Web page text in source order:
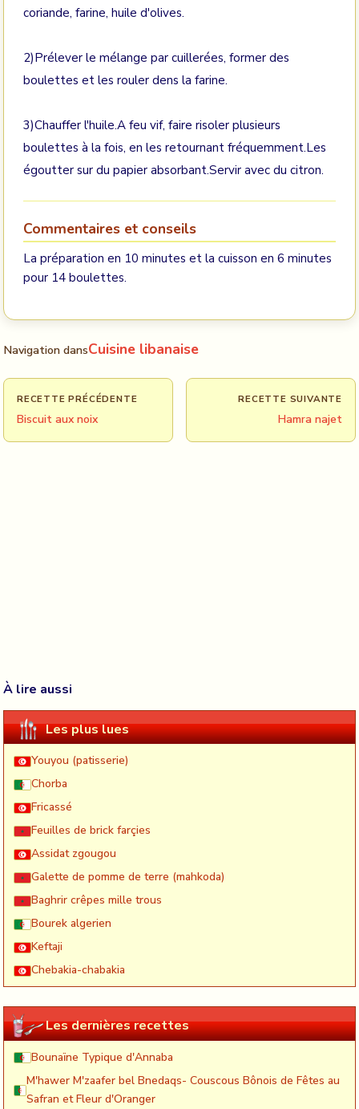
coriande, farine, huile d'olives.
2)Prélever le mélange par cuillerées, former des
boulettes et les rouler dens la farine.
3)Chauffer l'huile.A feu vif, faire risoler plusieurs
boulettes à la fois, en les retournant fréquemment.Les
égoutter sur du papier absorbant.Servir avec du citron.
Commentaires et conseils
La préparation en 10 minutes et la cuisson en 6 minutes
pour 14 boulettes.
Navigation dansCuisine libanaise
RECETTE PRÉCÉDENTE
Biscuit aux noix
RECETTE SUIVANTE
Hamra najet
À lire aussi
Les plus lues
Youyou (patisserie)
Chorba
Fricassé
Feuilles de brick farçies
Assidat zgougou
Galette de pomme de terre (mahkoda)
Baghrir crêpes mille trous
Bourek algerien
Keftaji
Chebakia-chabakia
Les dernières recettes
Bounaïne Typique d'Annaba
M'hawer M'zaafer bel Bnedaqs- Couscous Bônois de Fêtes au
Safran et Fleur d'Oranger